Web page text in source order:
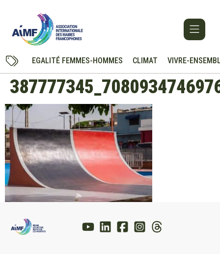
EGALITÉ FEMMES-HOMMES CLIMAT VIVRE-